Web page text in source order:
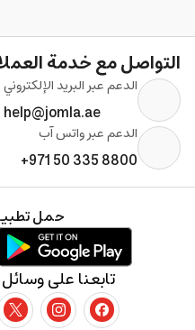
التواصل مع خدمة
الدعم عبر البريد الإلكتروني
help@jomla.ae
الدعم عبر واتس آب
+971 50 335 8800
تابعنا على
حمل